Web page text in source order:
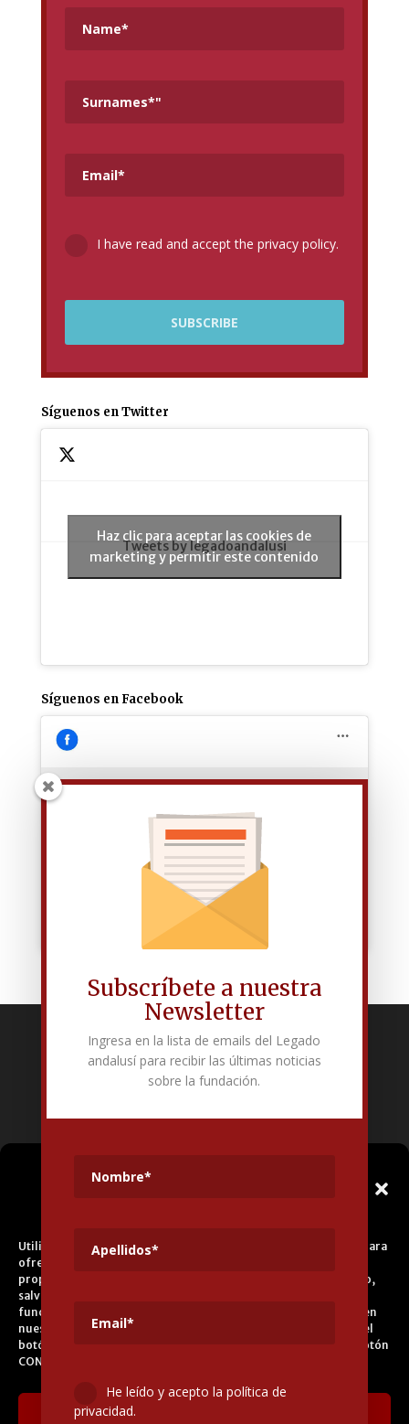
Gestionar el
Utilizamos cookies propias y de terceros para fines analíticos y para
ofrecerle servicios adecuados a su perfil, así como publicidad
propia y de terceros. La base de tratamiento es el consentimiento,
salvo en el caso de las cookies imprescindibles para el correcto
funcionamiento del sitio web. Puede obtener más información en
nuestra
Política de Cookies
, aceptar todas las cookies pulsando el
botón ACEPTAR o configurarlas o rechazar su uso pulsando el botón
CONFIGURAR.
I have read and accept the privacy policy.
Síguenos en Twitter
Tweets by legadoandalusi
Haz clic para aceptar las cookies de
marketing y permitir este contenido
Síguenos en Facebook
Haz clic para aceptar las cookies de
marketing y permitir este contenido
Fundación Pública Andaluza El legado andalusí
Edificio Corral del Carbón. Calle Mariana Pineda s/n. E-18009 –
info@legadoandalusi.es
Subscríbete a nuestra
Newsletter
Ingresa en la lista de emails del Legado
andalusí para recibir las últimas noticias
sobre la fundación.
He leído y acepto la política de
privacidad.